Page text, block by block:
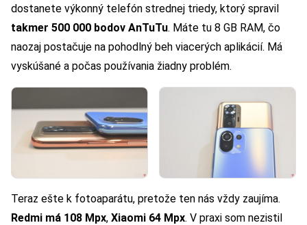
dostanete výkonný telefón strednej triedy, ktorý spravil
takmer 500 000 bodov AnTuTu. Máte tu 8 GB RAM, čo
naozaj postačuje na pohodlný beh viacerých aplikácií. Má
vyskúšané a počas používania žiadny problém.
Teraz ešte k fotoaparátu, pretože ten nás vždy zaujíma.
Redmi má 108 Mpx, Xiaomi 64 Mpx. V praxi som nezistil